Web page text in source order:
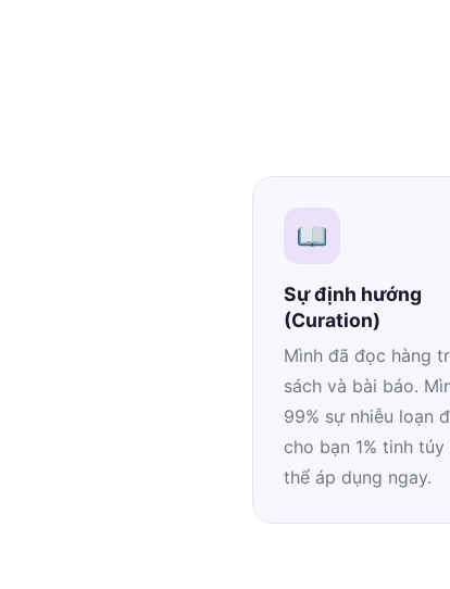
Sự định hướng
(Curation)
Mình đã đọc hàng
sách và bài báo.
99% sự nhiễu loạn
cho bạn 1% tinh
thể áp dụng ngay.